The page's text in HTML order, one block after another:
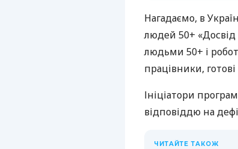
Нагадаємо, в
людей 50+
людьми 50+ і
працівники,
Ініціатори
відповіддю на
ЧИТАЙТЕ ТАКОЖ